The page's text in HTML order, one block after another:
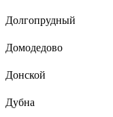
Долгопрудный
Домодедово
Донской
Дубна